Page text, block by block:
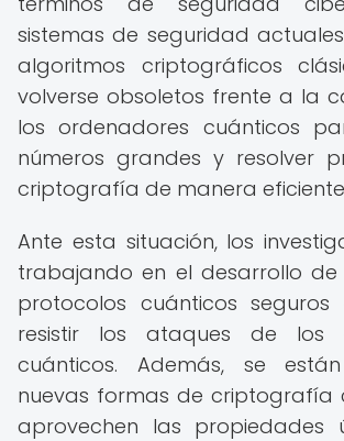
sistemas de seguridad
algoritmos criptográficos
volverse obsoletos frente a la
los ordenadores cuánticos
números grandes y resolver
criptografía de manera
Ante esta situación, los
trabajando en el desarrollo
protocolos cuánticos
resistir los ataques de los
cuánticos. Además, se
nuevas formas de criptografía
aprovechen las propiedades